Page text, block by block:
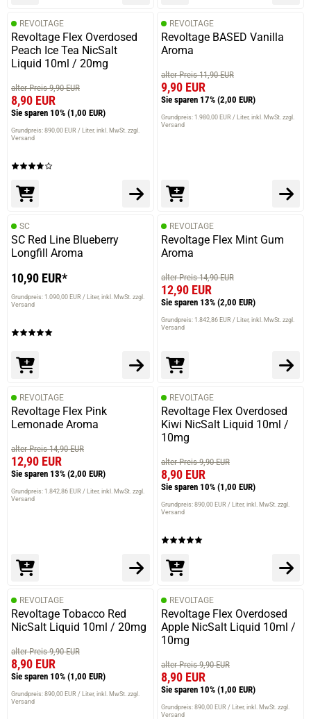
REVOLTAGE
Revoltage Flex Overdosed
Peach Ice Tea NicSalt
Liquid 10ml / 20mg
alter Preis 9,90 EUR
8,90 EUR
Sie sparen 10% (1,00 EUR)
Grundpreis: 890,00 EUR / Liter inkl. MwSt. zzgl.
Versand
REVOLTAGE
Revoltage BASED Vanilla
Aroma
alter Preis 11,90 EUR
9,90 EUR
Sie sparen 17% (2,00 EUR)
Grundpreis: 1.980,00 EUR / Liter inkl. MwSt. zzgl.
Versand
SC
SC Red Line Blueberry
Longfill Aroma
10,90 EUR*
Grundpreis: 1.090,00 EUR / Liter inkl. MwSt. zzgl.
Versand
REVOLTAGE
Revoltage Flex Mint Gum
Aroma
alter Preis 14,90 EUR
12,90 EUR
Sie sparen 13% (2,00 EUR)
Grundpreis: 1.842,86 EUR / Liter inkl. MwSt. zzgl.
Versand
REVOLTAGE
Revoltage Flex Pink
Lemonade Aroma
alter Preis 14,90 EUR
12,90 EUR
Sie sparen 13% (2,00 EUR)
Grundpreis: 1.842,86 EUR / Liter inkl. MwSt. zzgl.
Versand
REVOLTAGE
Revoltage Flex Overdosed
Kiwi NicSalt Liquid 10ml /
10mg
alter Preis 9,90 EUR
8,90 EUR
Sie sparen 10% (1,00 EUR)
Grundpreis: 890,00 EUR / Liter inkl. MwSt. zzgl.
Versand
REVOLTAGE
Revoltage Tobacco Red
NicSalt Liquid 10ml / 20mg
alter Preis 9,90 EUR
8,90 EUR
Sie sparen 10% (1,00 EUR)
Grundpreis: 890,00 EUR / Liter inkl. MwSt. zzgl.
Versand
REVOLTAGE
Revoltage Flex Overdosed
Apple NicSalt Liquid 10ml /
10mg
alter Preis 9,90 EUR
8,90 EUR
Sie sparen 10% (1,00 EUR)
Grundpreis: 890,00 EUR / Liter inkl. MwSt. zzgl.
Versand